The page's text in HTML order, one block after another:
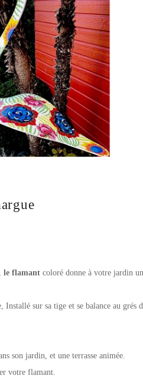
le flamant coloré donne à votre jardin
sur sa tige et se balance au grés
son jardin, et une terrasse animée.
votre flamant.